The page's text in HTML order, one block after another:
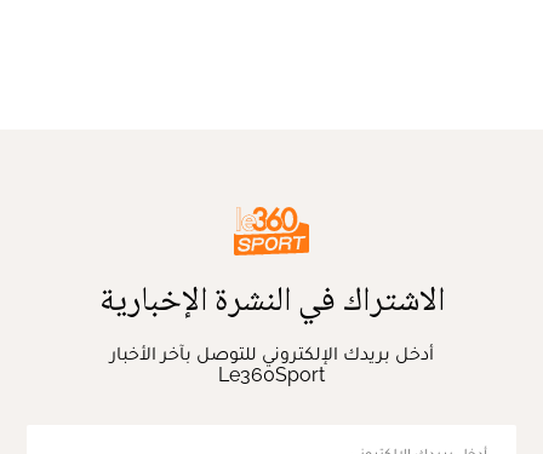
الاشتراك في النشرة الإخبارية
أدخل بريدك الإلكتروني للتوصل بآخر الأخبار
Le360Sport